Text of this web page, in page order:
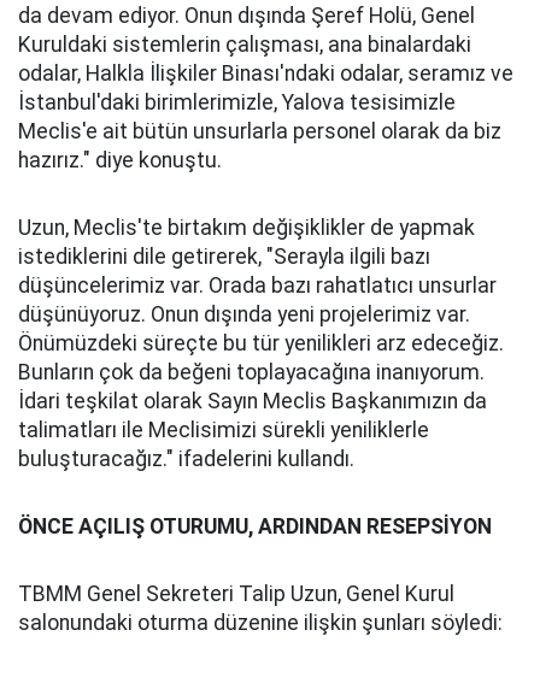
da devam ediyor. Onun dışında Şeref Holü, Genel
Kuruldaki sistemlerin çalışması, ana binalardaki
odalar, Halkla İlişkiler Binası'ndaki odalar, seramız ve
İstanbul'daki birimlerimizle, Yalova tesisimizle
Meclis'e ait bütün unsurlarla personel olarak da biz
hazırız." diye konuştu.
Uzun, Meclis'te birtakım değişiklikler de yapmak
istediklerini dile getirerek, "Serayla ilgili bazı
düşüncelerimiz var. Orada bazı rahatlatıcı unsurlar
düşünüyoruz. Onun dışında yeni projelerimiz var.
Önümüzdeki süreçte bu tür yenilikleri arz edeceğiz.
Bunların çok da beğeni toplayacağına inanıyorum.
İdari teşkilat olarak Sayın Meclis Başkanımızın da
talimatları ile Meclisimizi sürekli yeniliklerle
buluşturacağız." ifadelerini kullandı.
ÖNCE AÇILIŞ OTURUMU, ARDINDAN RESEPSİYON
TBMM Genel Sekreteri Talip Uzun, Genel Kurul
salonundaki oturma düzenine ilişkin şunları söyledi: